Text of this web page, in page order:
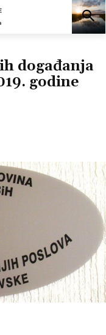
događanja
godine